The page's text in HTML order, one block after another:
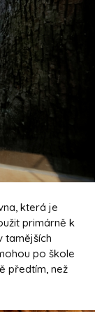
která je
primárně k
tamějších
po škole
předtím, než